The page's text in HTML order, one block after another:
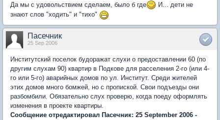
Да мы с удовольствием сделаем, было б где
И... дети не
знают слов "ходить" и "тихо"
Пасечник
25 Sep 2006
Институтский поселок будоражат слухи о предоставлении 60 (по
другим слухам 90) квартир в Подкове для расселения 2-го (или 4-
го или 5-го) аварийных домов по ул. Институт. Среди жителей
этих домов много бомжей, но с пропиской. Свои подъезды они
разбомбили. Обязательно слух проверю, когда поеду оформлять
изменения в проекте квартиры.
Сообщение отредактировал Пасечник: 25 September 2006 -